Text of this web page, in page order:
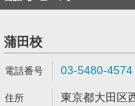
蒲田校
03-5480-4574
東京都大田区